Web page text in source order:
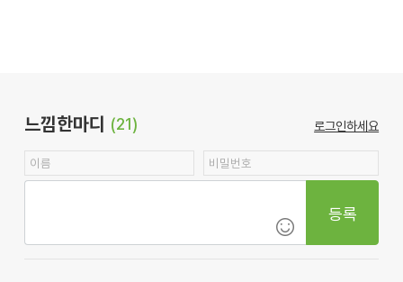
느낌한마디 (21) 로그인하세요
등록